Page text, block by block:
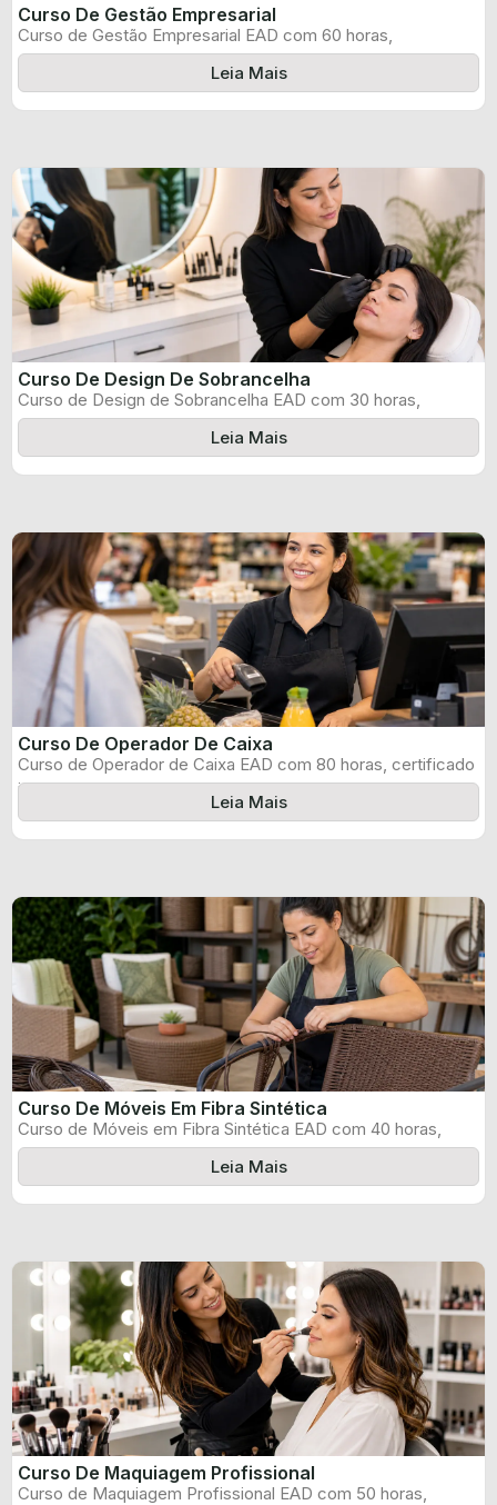
Curso De Gestão Empresarial
Curso de Gestão Empresarial EAD com 60 horas,
certificado informado pelo produtor e ...
Leia Mais
Curso De Design De Sobrancelha
Curso de Design de Sobrancelha EAD com 30 horas,
certificado informado pelo produtor ...
Leia Mais
Curso De Operador De Caixa
Curso de Operador de Caixa EAD com 80 horas, certificado
informado pelo produtor ...
Leia Mais
Curso De Móveis Em Fibra Sintética
Curso de Móveis em Fibra Sintética EAD com 40 horas,
certificado informado pelo ...
Leia Mais
Curso De Maquiagem Profissional
Curso de Maquiagem Profissional EAD com 50 horas,